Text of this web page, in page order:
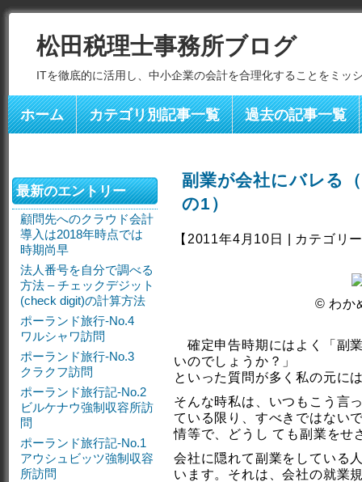
松田税理士事務所ブログ
ITを徹底的に活用し、中小企業の会計を合理化することをミッ
ホーム カテゴリ別記事一覧 過去の記事一覧
副業が会社にバレる
の1）
【2011年4月10日 | カテゴリ
© わか
確定申告時期にはよく「副
いのでしょうか？」
といった質問が多く私の元に
そんな時私は、いつもこう言
ている限り、すべきではない
情等で、どうし ても副業をせ
会社に隠れて副業をしている
います。それは、会社の就業
最新のエントリー
顧問先へのクラウド会計
導入は2018年時点では
時期尚早
法人番号を自分で調べる
方法 – チェックデジット
(check digit)の計算方法
ポーランド旅行-No.4
ワルシャワ訪問
ポーランド旅行-No.3
クラクフ訪問
ポーランド旅行記-No.2
ビルケナウ強制収容所訪
問
ポーランド旅行記-No.1
アウシュビッツ強制収容
所訪問